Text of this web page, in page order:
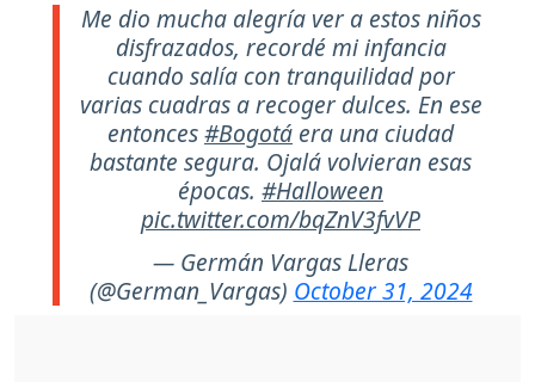
Me dio mucha alegría ver a estos niños
disfrazados, recordé mi infancia
cuando salía con tranquilidad por
varias cuadras a recoger dulces. En ese
entonces#Bogotá era una ciudad
bastante segura. Ojalá volvieran esas
épocas. #Halloween
pic.twitter.com/bqZnV3fvVP
— Germán Vargas Lleras
(@German_Vargas) October 31, 2024